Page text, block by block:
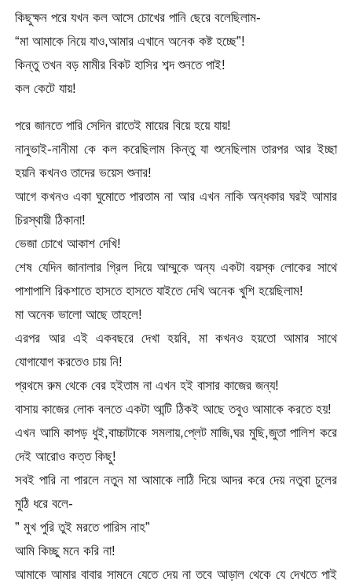
কিছুক্ষন পরে যখন কল আসে চোখের পানি ছেরে বলেছিলাম-
“মা আমাকে নিয়ে যাও,আমার এখানে অনেক কষ্ট হচ্ছে”!
কিন্তু তখন বড় মামীর বিকট হাসির শব্দ শুনতে পাই!
কল কেটে যায়!
পরে জানতে পারি সেদিন রাতেই মায়ের বিয়ে হয়ে যায়!
নানুভাই-নানীমা কে কল করেছিলাম কিন্তু যা শুনেছিলাম তারপর আর ইচ্ছা
হয়নি কখনও তাদের ভয়েস শুনার!
আগে কখনও একা ঘুমোতে পারতাম না আর এখন নাকি অন্ধকার ঘরই আমার
চিরস্থায়ী ঠিকানা!
ভেজা চোখে আকাশ দেখি!
শেষ যেদিন জানালার গ্রিল দিয়ে আম্মুকে অন্য একটা বয়স্ক লোকের সাথে
পাশাপাশি রিকশাতে হাসতে হাসতে যাইতে দেখি অনেক খুশি হয়েছিলাম!
মা অনেক ভালো আছে তাহলে!
এরপর আর এই একবছরে দেখা হয়বি, মা কখনও হয়তো আমার সাথে
যোগাযোগ করতেও চায় নি!
প্রথমে রুম থেকে বের হইতাম না এখন হই বাসার কাজের জন্য!
বাসায় কাজের লোক বলতে একটা আন্টি ঠিকই আছে তবুও আমাকে করতে হয়!
এখন আমি কাপড় ধুই,বাচ্চাটাকে সমলায়,প্লেট মাজি,ঘর মুছি,জুতা পালিশ করে
দেই আরোও কত্ত কিছু!
সবই পারি না পারলে নতুন মা আমাকে লাঠি দিয়ে আদর করে দেয় নতুবা চুলের
মুঠি ধরে বলে-
” মুখ পুরি তুই মরতে পারিস নাহ”
আমি কিচ্ছু মনে করি না!
আমাকে আমার বাবার সামনে যেতে দেয় না তবে আড়াল থেকে যে দেখতে পাই